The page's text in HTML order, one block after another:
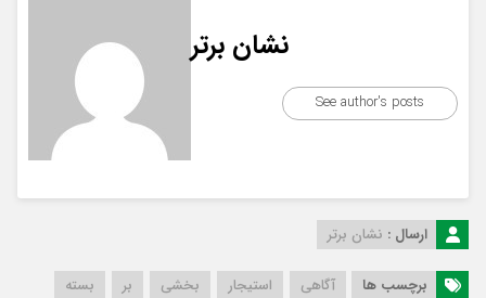
نشان برتر
See author's posts
ارسال : نشان برتر
برچسب ها آگاهی استیجار بخشی بر
بسته